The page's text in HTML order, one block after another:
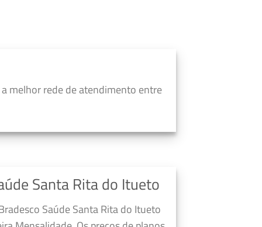
melhor rede de atendimento entre
Santa Rita do Itueto
Saúde Santa Rita do Itueto